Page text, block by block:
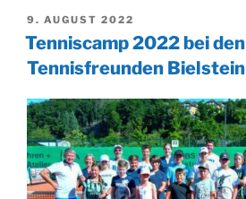
im
Burghaus
VERÖFFENTLICHT
AM
9. AUGUST 2022
Tenniscamp 2022 bei den
Tennisfreunden Bielstein